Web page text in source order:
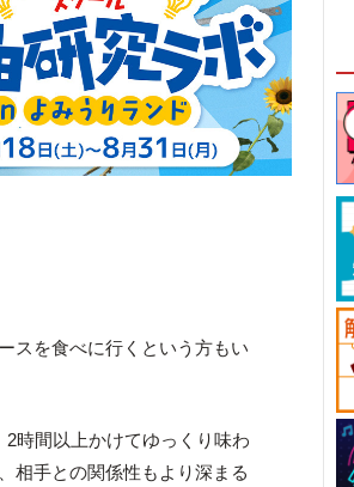
スを食べに行くという方もい
時間以上かけてゆっくり味わ
相手との関係性もより深まる